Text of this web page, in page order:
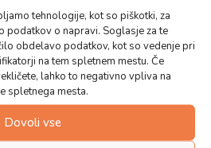
tehnologije, kot so piškotki, za
podatkov o napravi. Soglasje za te
obdelavo podatkov, kot so vedenje pri
na tem spletnem mestu. Če
lahko to negativno vpliva na
spletnega mesta.
Dovoli vse
in kako?
vodovod lahko vloži lastnik
biti priložen dokaz o lastništvu
iz zemljiške knjige,